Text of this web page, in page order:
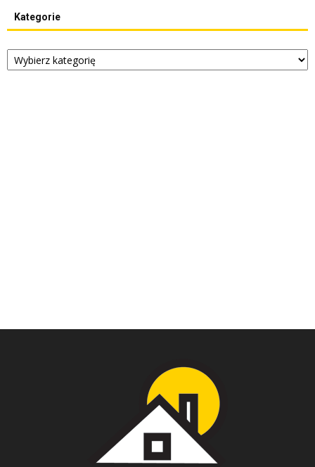
Kategorie
Kategorie